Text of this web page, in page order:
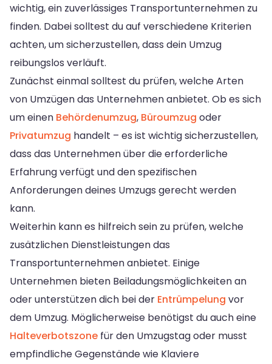
wichtig, ein zuverlässiges Transportunternehmen zu
finden. Dabei solltest du auf verschiedene Kriterien
achten, um sicherzustellen, dass dein Umzug
reibungslos verläuft.
Zunächst einmal solltest du prüfen, welche Arten
von Umzügen das Unternehmen anbietet. Ob es sich
um einen Behördenumzug, Büroumzug oder
Privatumzug handelt – es ist wichtig sicherzustellen,
dass das Unternehmen über die erforderliche
Erfahrung verfügt und den spezifischen
Anforderungen deines Umzugs gerecht werden
kann.
Weiterhin kann es hilfreich sein zu prüfen, welche
zusätzlichen Dienstleistungen das
Transportunternehmen anbietet. Einige
Unternehmen bieten Beiladungsmöglichkeiten an
oder unterstützen dich bei der Entrümpelung vor
dem Umzug. Möglicherweise benötigst du auch eine
Halteverbotszone für den Umzugstag oder musst
empfindliche Gegenstände wie Klaviere